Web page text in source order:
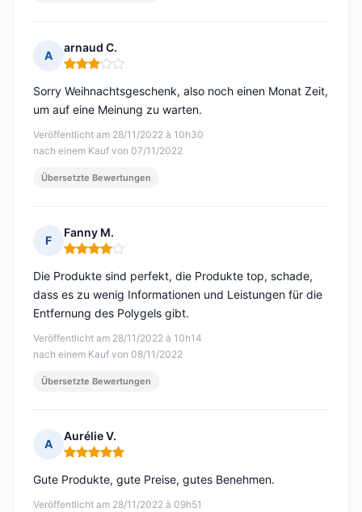
A
arnaud C.
Hinweis: 3 von 5
Veröffentlicht am 28/11/2022 à 10h30
nach einem Kauf von 07/11/2022
Sorry Weihnachtsgeschenk, also noch einen Monat Zeit,
um auf eine Meinung zu warten.
Übersetzte Bewertungen
F
Fanny M.
Hinweis: 4 von 5
Veröffentlicht am 28/11/2022 à 10h14
nach einem Kauf von 08/11/2022
Die Produkte sind perfekt, die Produkte top, schade,
dass es zu wenig Informationen und Leistungen für die
Entfernung des Polygels gibt.
Übersetzte Bewertungen
A
Aurélie V.
Hinweis: 5 von 5
Veröffentlicht am 28/11/2022 à 09h51
Gute Produkte, gute Preise, gutes Benehmen.